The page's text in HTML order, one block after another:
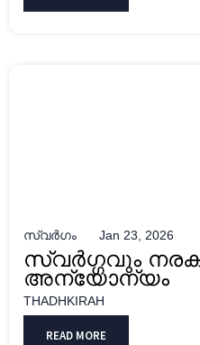
സ്വർഗം Jan 23, 2026
സ്വർഗ്ഗവും
അന്യോന്യം
THADHKIRAH
READ MORE